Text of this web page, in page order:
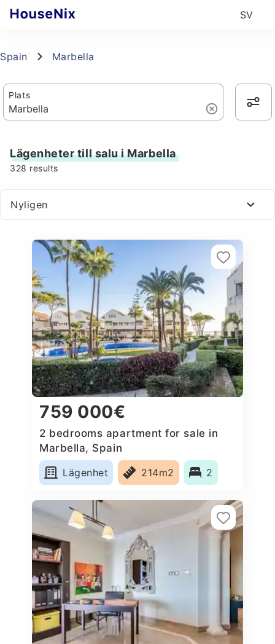
SV
Spain Marbella
Plats
Lägenheter till salu i Marbella
328 results
Nyligen
759 000€
2 bedrooms apartment for sale in
Marbella, Spain
Lägenhet
214m2 2